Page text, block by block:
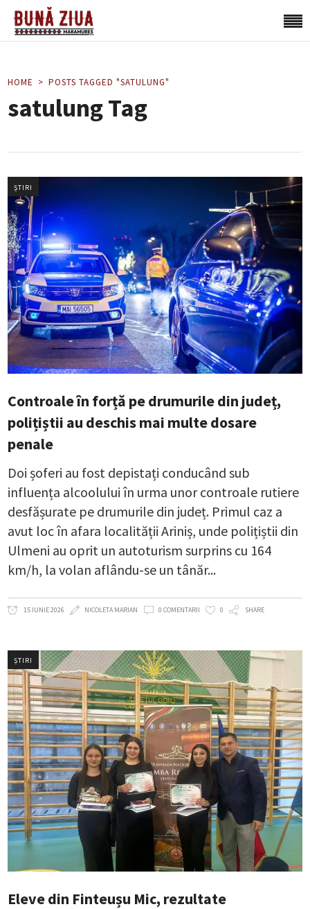
HOME POSTS TAGGED "SATULUNG"
satulung Tag
ȘTIRI
Controale în forță pe drumurile din județ,
polițiștii au deschis mai multe dosare
penale
Doi șoferi au fost depistați conducând sub
influența alcoolului în urma unor controale rutiere
desfășurate pe drumurile din județ. Primul caz a
avut loc în afara localității Ariniș, unde polițiștii din
Ulmeni au oprit un autoturism surprins cu 164
km/h, la volan aflându-se un tânăr
15 IUNIE 2026 NICOLETA MARIAN 0 COMENTARII 0 SHARE
ȘTIRI
Eleve din Finteușu Mic, rezultate